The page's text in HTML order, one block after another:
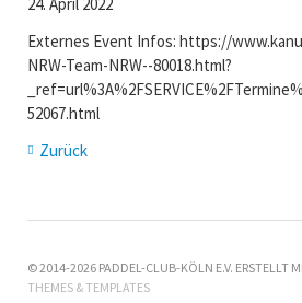
Externes Event Infos: https://
NRW-Team-NRW--80018.html?
52067.html
Zurück
© 2014-2026 PADDEL-CLUB-KÖLN E.V. ERSTELLT
THEMES & TEMPLATES